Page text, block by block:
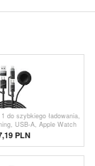
do szybkiego ładowania,
USB-A, Apple Watch
PLN